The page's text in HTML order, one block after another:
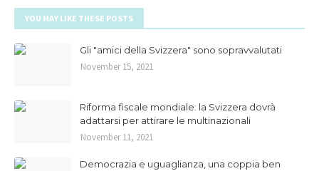
YOU MAY LIKE THESE POSTS
Gli "amici della Svizzera" sono sopravvalutati
November 15, 2021
Riforma fiscale mondiale: la Svizzera dovrà
adattarsi per attirare le multinazionali
November 11, 2021
Democrazia e uguaglianza, una coppia ben